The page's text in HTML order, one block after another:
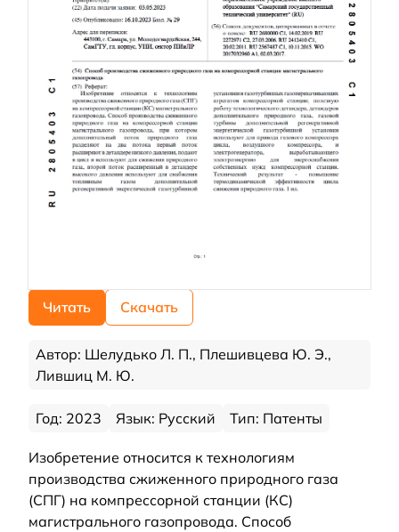
Читать Скачать
Автор: Шелудько Л. П., Плешивцева Ю. Э.,
Лившиц М. Ю.
Год: 2023 Язык: Русский Тип: Патенты
Изобретение относится к технологиям
производства сжиженного природного газа
(СПГ) на компрессорной станции (КС)
магистрального газопровода. Способ